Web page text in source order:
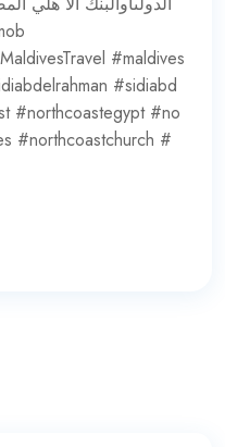
#sidiabd
#northcoastegypt #no
#northcoastchurch #